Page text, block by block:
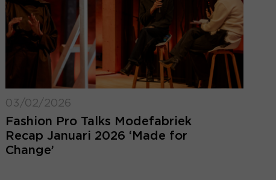
03/02/2026
Fashion Pro Talks Modefabriek
Recap Januari 2026 ‘Made for
Change’